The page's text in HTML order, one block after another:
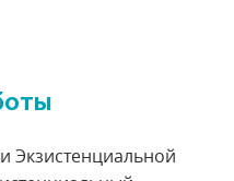
Экзистенциальной